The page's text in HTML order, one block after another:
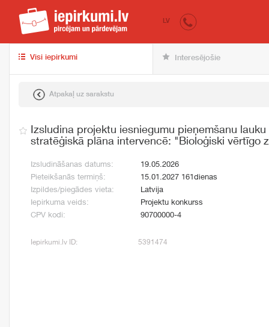
iepirkumi.lv
LV
Visi iepirkumi Interesējošie
Atpakaļ uz sarakstu
Izsludina projektu iesniegumu pieņemšanu
stratēģiskā plāna intervencē: "Bioloģiski vērtīgo
Izsludināšanas datums:
19.05.2026
Pieteikšanās termiņš:
15.01.2027 161dienas
Izpildes/piegādes vieta:
Latvija
Iepirkuma veids:
Projektu konkurss
CPV kodi:
90700000-4
Iepirkumi.lv ID: 5391474